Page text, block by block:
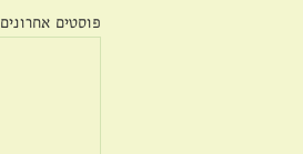
פוסטים אחרונים